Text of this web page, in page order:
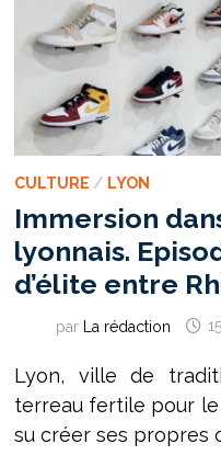
CULTURE / LYON
Immersion
lyonnais.
d’élite entre
par La rédaction
Lyon, ville de
terreau fertile pour
su créer ses propres